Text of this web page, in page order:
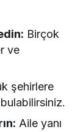
Birçok
ve
şehirlere
Aile yanı